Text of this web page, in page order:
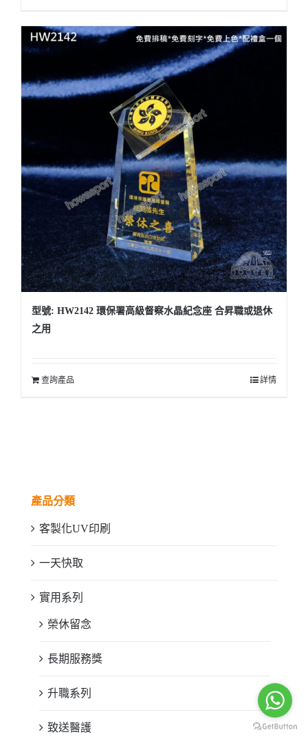
型號: HW2142 環保署高級督察水晶紀念座 合昇職或退休
之用
查詢產品 詳情
產品分類
客製化UV印刷
一天快取
實用系列
榮休留念
長期服務獎
升職系列
致送醫護